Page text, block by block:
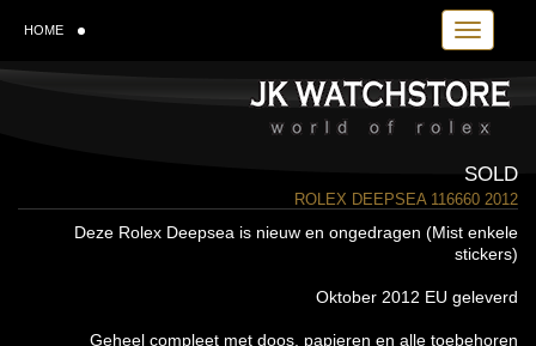
Toggle
HOME
SOLD
ROLEX DEEPSEA 116660 2012
Deze Rolex Deepsea is nieuw en ongedragen (Mist enkele
stickers)
Oktober 2012 EU geleverd
Geheel compleet met doos, papieren en alle toebehoren